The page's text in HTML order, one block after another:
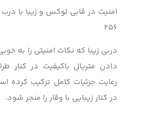
امنیت در قابی لوکس و زیبا با
256
دربی زیبا که نکات امنیتی را به
دادن متریال باکیفیت در کنار
رعایت جزئیات کامل ترکیب کرده
در کنار زیبایی با وقار را منجر شود.